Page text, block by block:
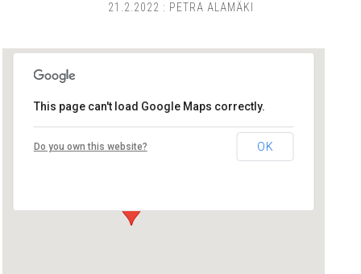
21.2.2022 : PETRA ALAMÄKI
Lounais-Suomen – SYLI ry
Maariankatu 8 D 104 - Turku
This page can't load Google Maps correctly.
Do you own this website? OK